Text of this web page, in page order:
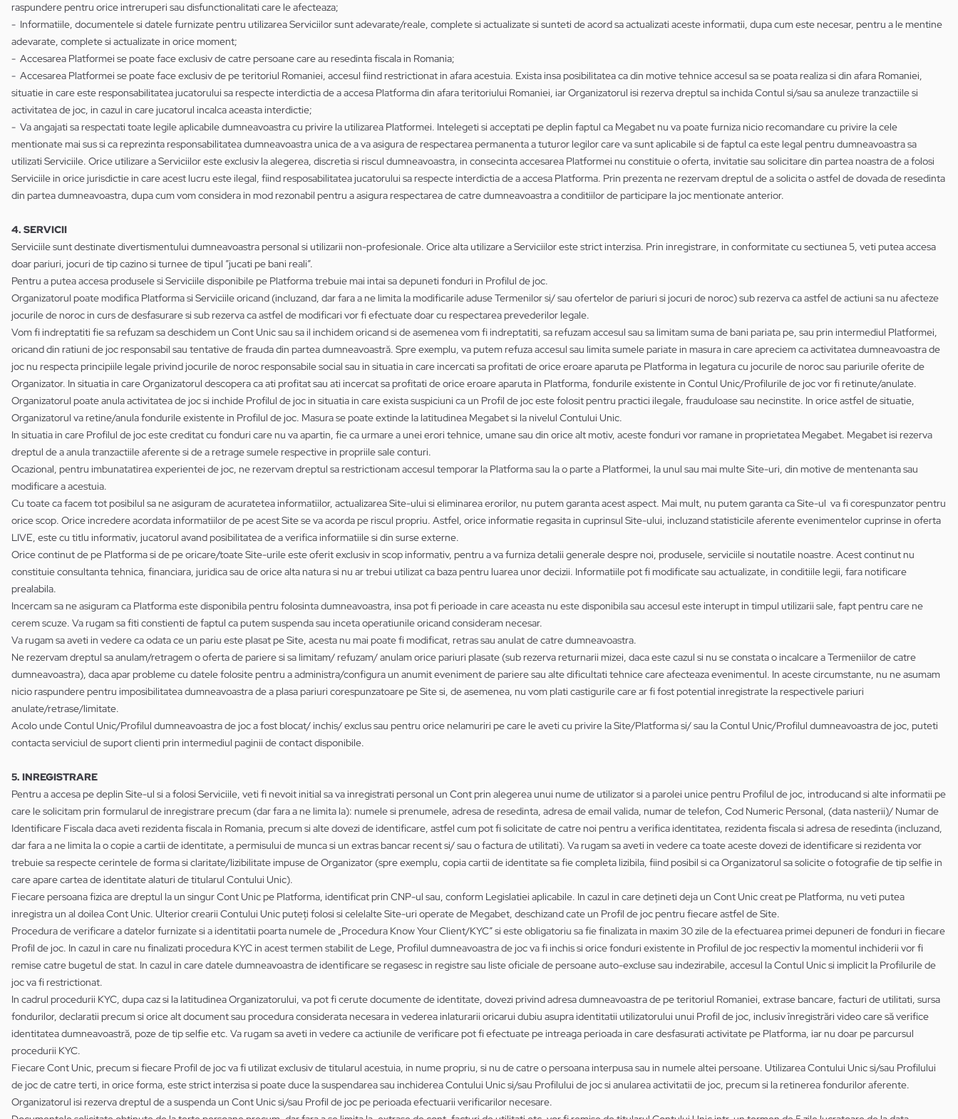
raspundere pentru orice intreruperi sau disfunctionalitati care le afecteaza;
- Informatiile, documentele si datele furnizate pentru utilizarea Serviciilor sunt adevarate/reale, complete si actualizate si sunteti de acord sa actualizati aceste informatii, dupa cum este necesar, pentru a le mentine
adevarate, complete si actualizate in orice moment;
- Accesarea Platformei se poate face exclusiv de catre persoane care au resedinta fiscala in Romania;
- Accesarea Platformei se poate face exclusiv de pe teritoriul Romaniei, accesul fiind restrictionat in afara acestuia. Exista insa posibilitatea ca din motive tehnice accesul sa se poata realiza si din afara Romaniei,
situatie in care este responsabilitatea jucatorului sa respecte interdictia de a accesa Platforma din afara teritoriului Romaniei, iar Organizatorul isi rezerva dreptul sa inchida Contul si/sau sa anuleze tranzactiile si
activitatea de joc, in cazul in care jucatorul incalca aceasta interdictie;
- Va angajati sa respectati toate legile aplicabile dumneavoastra cu privire la utilizarea Platformei. Intelegeti si acceptati pe deplin faptul ca Megabet nu va poate furniza nicio recomandare cu privire la cele
mentionate mai sus si ca reprezinta responsabilitatea dumneavoastra unica de a va asigura de respectarea permanenta a tuturor legilor care va sunt aplicabile si de faptul ca este legal pentru dumneavoastra sa
utilizati Serviciile. Orice utilizare a Serviciilor este exclusiv la alegerea, discretia si riscul dumneavoastra, in consecinta accesarea Platformei nu constituie o oferta, invitatie sau solicitare din partea noastra de a folosi
Serviciile in orice jurisdictie in care acest lucru este ilegal, fiind resposabilitatea jucatorului sa respecte interdictia de a accesa Platforma. Prin prezenta ne rezervam dreptul de a solicita o astfel de dovada de resedinta
din partea dumneavoastra, dupa cum vom considera in mod rezonabil pentru a asigura respectarea de catre dumneavoastra a conditiilor de participare la joc mentionate anterior.
4. SERVICII
Serviciile sunt destinate divertismentului dumneavoastra personal si utilizarii non-profesionale. Orice alta utilizare a Serviciilor este strict interzisa. Prin inregistrare, in conformitate cu sectiunea 5, veti putea accesa
doar pariuri, jocuri de tip cazino si turnee de tipul ”jucati pe bani reali”.
Pentru a putea accesa produsele si Serviciile disponibile pe Platforma trebuie mai intai sa depuneti fonduri in Profilul de joc.
Organizatorul poate modifica Platforma si Serviciile oricand (incluzand, dar fara a ne limita la modificarile aduse Termenilor si/ sau ofertelor de pariuri si jocuri de noroc) sub rezerva ca astfel de actiuni sa nu afecteze
jocurile de noroc in curs de desfasurare si sub rezerva ca astfel de modificari vor fi efectuate doar cu respectarea prevederilor legale.
Vom fi indreptatiti fie sa refuzam sa deschidem un Cont Unic sau sa il inchidem oricand si de asemenea vom fi indreptatiti, sa refuzam accesul sau sa limitam suma de bani pariata pe, sau prin intermediul Platformei,
oricand din ratiuni de joc responsabil sau tentative de frauda din partea dumneavoastră. Spre exemplu, va putem refuza accesul sau limita sumele pariate in masura in care apreciem ca activitatea dumneavoastra de
joc nu respecta principiile legale privind jocurile de noroc responsabile social sau in situatia in care incercati sa profitati de orice eroare aparuta pe Platforma in legatura cu jocurile de noroc sau pariurile oferite de
Organizator. In situatia in care Organizatorul descopera ca ati profitat sau ati incercat sa profitati de orice eroare aparuta in Platforma, fondurile existente in Contul Unic/Profilurile de joc vor fi retinute/anulate.
Organizatorul poate anula activitatea de joc si inchide Profilul de joc in situatia in care exista suspiciuni ca un Profil de joc este folosit pentru practici ilegale, frauduloase sau necinstite. In orice astfel de situatie,
Organizatorul va retine/anula fondurile existente in Profilul de joc. Masura se poate extinde la latitudinea Megabet si la nivelul Contului Unic.
In situatia in care Profilul de joc este creditat cu fonduri care nu va apartin, fie ca urmare a unei erori tehnice, umane sau din orice alt motiv, aceste fonduri vor ramane in proprietatea Megabet. Megabet isi rezerva
dreptul de a anula tranzactiile aferente si de a retrage sumele respective in propriile sale conturi.
Ocazional, pentru imbunatatirea experientei de joc, ne rezervam dreptul sa restrictionam accesul temporar la Platforma sau la o parte a Platformei, la unul sau mai multe Site-uri, din motive de mentenanta sau
modificare a acestuia.
Cu toate ca facem tot posibilul sa ne asiguram de acuratetea informatiilor, actualizarea Site-ului si eliminarea erorilor, nu putem garanta acest aspect. Mai mult, nu putem garanta ca Site-ul va fi corespunzator pentru
orice scop. Orice incredere acordata informatiilor de pe acest Site se va acorda pe riscul propriu. Astfel, orice informatie regasita in cuprinsul Site-ului, incluzand statisticile aferente evenimentelor cuprinse in oferta
LIVE, este cu titlu informativ, jucatorul avand posibilitatea de a verifica informatiile si din surse externe.
Orice continut de pe Platforma si de pe oricare/toate Site-urile este oferit exclusiv in scop informativ, pentru a va furniza detalii generale despre noi, produsele, serviciile si noutatile noastre. Acest continut nu
constituie consultanta tehnica, financiara, juridica sau de orice alta natura si nu ar trebui utilizat ca baza pentru luarea unor decizii. Informatiile pot fi modificate sau actualizate, in conditiile legii, fara notificare
prealabila.
Incercam sa ne asiguram ca Platforma este disponibila pentru folosinta dumneavoastra, insa pot fi perioade in care aceasta nu este disponibila sau accesul este interupt in timpul utilizarii sale, fapt pentru care ne
cerem scuze. Va rugam sa fiti constienti de faptul ca putem suspenda sau inceta operatiunile oricand consideram necesar.
Va rugam sa aveti in vedere ca odata ce un pariu este plasat pe Site, acesta nu mai poate fi modificat, retras sau anulat de catre dumneavoastra.
Ne rezervam dreptul sa anulam/retragem o oferta de pariere si sa limitam/ refuzam/ anulam orice pariuri plasate (sub rezerva returnarii mizei, daca este cazul si nu se constata o incalcare a Termeniilor de catre
dumneavoastra), daca apar probleme cu datele folosite pentru a administra/configura un anumit eveniment de pariere sau alte dificultati tehnice care afecteaza evenimentul. In aceste circumstante, nu ne asumam
nicio raspundere pentru imposibilitatea dumneavoastra de a plasa pariuri corespunzatoare pe Site si, de asemenea, nu vom plati castigurile care ar fi fost potential inregistrate la respectivele pariuri
anulate/retrase/limitate.
Acolo unde Contul Unic/Profilul dumneavoastra de joc a fost blocat/ inchis/ exclus sau pentru orice nelamuriri pe care le aveti cu privire la Site/Platforma si/ sau la Contul Unic/Profilul dumneavoastra de joc, puteti
contacta serviciul de suport clienti prin intermediul paginii de contact disponibile.
5. INREGISTRARE
Pentru a accesa pe deplin Site-ul si a folosi Serviciile, veti fi nevoit initial sa va inregistrati personal un Cont prin alegerea unui nume de utilizator si a parolei unice pentru Profilul de joc, introducand si alte informatii pe
care le solicitam prin formularul de inregistrare precum (dar fara a ne limita la): numele si prenumele, adresa de resedinta, adresa de email valida, numar de telefon, Cod Numeric Personal, (data nasterii)/ Numar de
Identificare Fiscala daca aveti rezidenta fiscala in Romania, precum si alte dovezi de identificare, astfel cum pot fi solicitate de catre noi pentru a verifica identitatea, rezidenta fiscala si adresa de resedinta (incluzand,
dar fara a ne limita la o copie a cartii de identitate, a permisului de munca si un extras bancar recent si/ sau o factura de utilitati). Va rugam sa aveti in vedere ca toate aceste dovezi de identificare si rezidenta vor
trebuie sa respecte cerintele de forma si claritate/lizibilitate impuse de Organizator (spre exemplu, copia cartii de identitate sa fie completa lizibila, fiind posibil si ca Organizatorul sa solicite o fotografie de tip selfie in
care apare cartea de identitate alaturi de titularul Contului Unic).
Fiecare persoana fizica are dreptul la un singur Cont Unic pe Platforma, identificat prin CNP-ul sau, conform Legislatiei aplicabile. In cazul in care dețineti deja un Cont Unic creat pe Platforma, nu veti putea
inregistra un al doilea Cont Unic. Ulterior crearii Contului Unic puteți folosi si celelalte Site-uri operate de Megabet, deschizand cate un Profil de joc pentru fiecare astfel de Site.
Procedura de verificare a datelor furnizate si a identitatii poarta numele de „Procedura Know Your Client/KYC” si este obligatoriu sa fie finalizata in maxim 30 zile de la efectuarea primei depuneri de fonduri in fiecare
Profil de joc. In cazul in care nu finalizati procedura KYC in acest termen stabilit de Lege, Profilul dumneavoastra de joc va fi inchis si orice fonduri existente in Profilul de joc respectiv la momentul inchiderii vor fi
remise catre bugetul de stat. In cazul in care datele dumneavoastra de identificare se regasesc in registre sau liste oficiale de persoane auto-excluse sau indezirabile, accesul la Contul Unic si implicit la Profilurile de
joc va fi restrictionat.
In cadrul procedurii KYC, dupa caz si la latitudinea Organizatorului, va pot fi cerute documente de identitate, dovezi privind adresa dumneavoastra de pe teritoriul Romaniei, extrase bancare, facturi de utilitati, sursa
fondurilor, declaratii precum si orice alt document sau procedura considerata necesara in vederea inlaturarii oricarui dubiu asupra identitatii utilizatorului unui Profil de joc, inclusiv înregistrări video care să verifice
identitatea dumneavoastră, poze de tip selfie etc. Va rugam sa aveti in vedere ca actiunile de verificare pot fi efectuate pe intreaga perioada in care desfasurati activitate pe Platforma, iar nu doar pe parcursul
procedurii KYC.
Fiecare Cont Unic, precum si fiecare Profil de joc va fi utilizat exclusiv de titularul acestuia, in nume propriu, si nu de catre o persoana interpusa sau in numele altei persoane. Utilizarea Contului Unic si/sau Profilului
de joc de catre terti, in orice forma, este strict interzisa si poate duce la suspendarea sau inchiderea Contului Unic si/sau Profilului de joc si anularea activitatii de joc, precum si la retinerea fondurilor aferente.
Organizatorul isi rezerva dreptul de a suspenda un Cont Unic si/sau Profil de joc pe perioada efectuarii verificarilor necesare.